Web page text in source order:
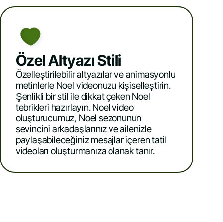
Özel Altyazı Stili
Özelleştirilebilir altyazılar ve animasyonlu
metinlerle Noel videonuzu kişiselleştirin.
Şenlikli bir stil ile dikkat çeken Noel
tebrikleri hazırlayın. Noel video
oluşturucumuz, Noel sezonunun
sevincini arkadaşlarınız ve ailenizle
paylaşabileceğiniz mesajlar içeren tatil
videoları oluşturmanıza olanak tanır.